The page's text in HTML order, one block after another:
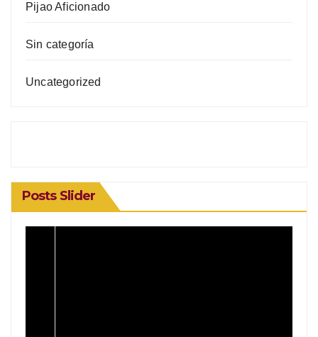
Pijao Aficionado
Sin categoría
Uncategorized
Posts Slider